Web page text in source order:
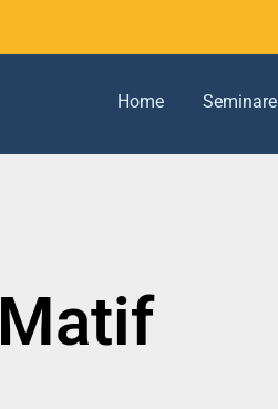
Home Seminare
Matif